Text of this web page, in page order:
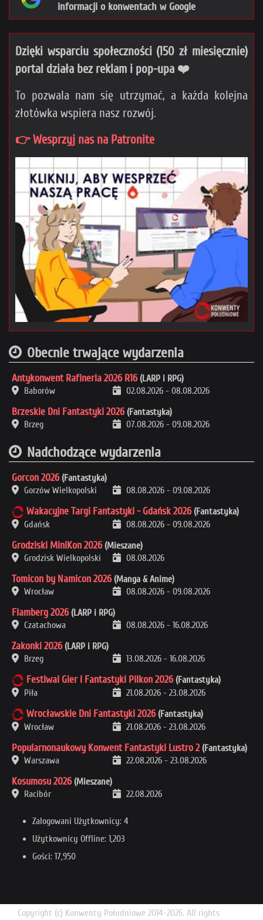
informacji o konwentach w Google
Dzięki wsparciu społeczności (150 zł miesięcznie)
portal działa bez reklam i pop-upa ❤️
To pozwala nam się utrzymać, a każda kolejna
złotówka wspiera nasz rozwój.
👉 Wesprzyj nas na Patronite
Obecnie trwające wydarzenia
Antykonwent Rafineria 2026 R16 (LARP i RPG)
Baborów
02.08.2026 - 08.08.2026
Brzeskie Dni Fantastyki 2026 (Fantastyka)
Brzeg
07.08.2026 - 09.08.2026
Nadchodzące wydarzenia
Gorcon 2026 (Fantastyka)
Gorzów Wielkopolski
08.08.2026 - 09.08.2026
Wakacyjne Targi Fantastyki - Gdańsk 2026 (Fantastyka)
Gdańsk
08.08.2026 - 09.08.2026
Grodziski MiniKon 2026 (Mieszane)
Grodzisk Wielkopolski
08.08.2026
Tomicon by Namicon 2026 (Manga & Anime)
Wrocław
08.08.2026 - 09.08.2026
Flamberg 2026 (LARP i RPG)
Czatachowa
08.08.2026 - 16.08.2026
Zakonki 2026 (LARP i RPG)
Brzeg
13.08.2026 - 16.08.2026
Festiwal Gier i Fantastyki Pilkon 2026 (Fantastyka)
Piła
21.08.2026 - 23.08.2026
Wrocławskie Dni Fantastyki 2026 (Fantastyka)
Wrocław
21.08.2026 - 23.08.2026
Popularnonaukowy Konwent Fantastyki Lustro 2 (Fantastyka)
Warszawa
22.08.2026 - 23.08.2026
Kosumosu 2026 (Mieszane)
Racibór
22.08.2026
Zalogowani Użytkownicy: 4
Użytkownicy Offline: 1,203
Gości: 17,950
Copyright (c) Konwenty Południowe 2014-2026. All rights